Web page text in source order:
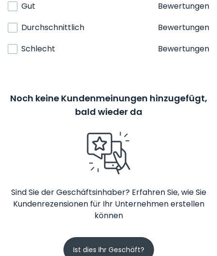
Gut
Bewertungen
Durchschnittlich
Bewertungen
Schlecht
Bewertungen
Noch keine Kundenmeinungen hinzugefügt,
bald wieder da
Sind Sie der Geschäftsinhaber? Erfahren Sie, wie Sie
Kundenrezensionen für Ihr Unternehmen erstellen
können
Ist dies Ihr Geschäft?